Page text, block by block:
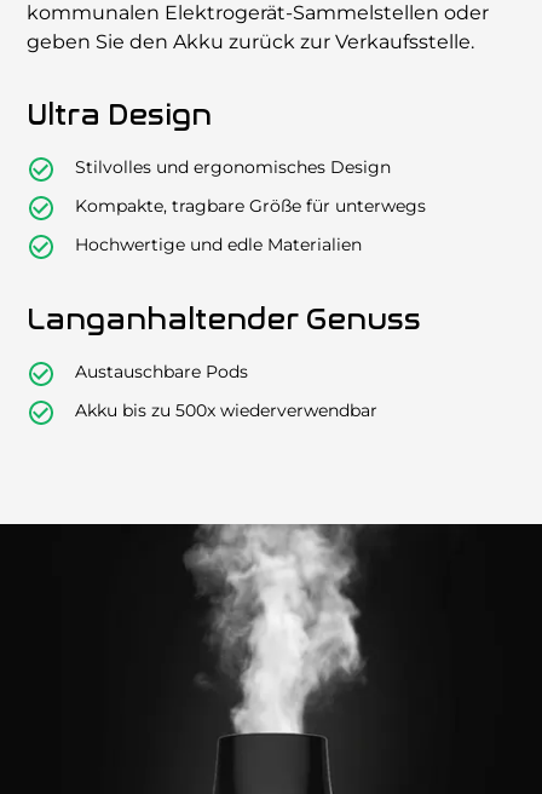
kommunalen Elektrogerät-Sammelstellen oder
geben Sie den Akku zurück zur Verkaufsstelle.
Ultra Design
Stilvolles und ergonomisches Design
Kompakte, tragbare Größe für unterwegs
Hochwertige und edle Materialien
Langanhaltender Genuss
Austauschbare Pods
Akku bis zu 500x wiederverwendbar